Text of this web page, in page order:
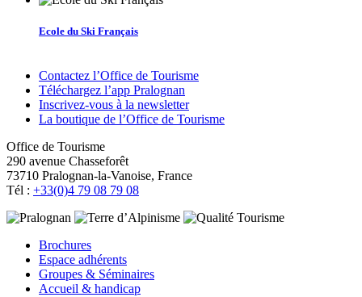
Ecole du Ski Français
Contactez l’Office de Tourisme
Téléchargez l’app Pralognan
Inscrivez-vous à la newsletter
La boutique de l’Office de Tourisme
Office de Tourisme
290 avenue Chasseforêt
73710 Pralognan-la-Vanoise, France
Tél : +33(0)4 79 08 79 08
Brochures
Espace adhérents
Groupes & Séminaires
Accueil & handicap